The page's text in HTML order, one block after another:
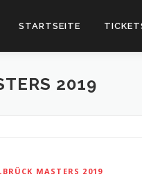
STARTSEITE
2019
MASTERS 2019